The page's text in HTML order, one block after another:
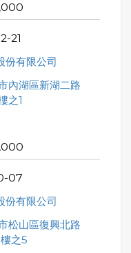
21
份有限公司
內湖區新湖二路
之1
07
份有限公司
松山區復興北路
之5